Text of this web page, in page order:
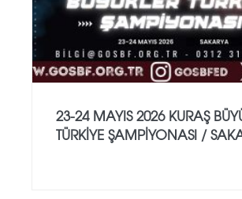
23-24 MAYIS 2026 KURAŞ
TÜRKİYE ŞAMPİYONASI /